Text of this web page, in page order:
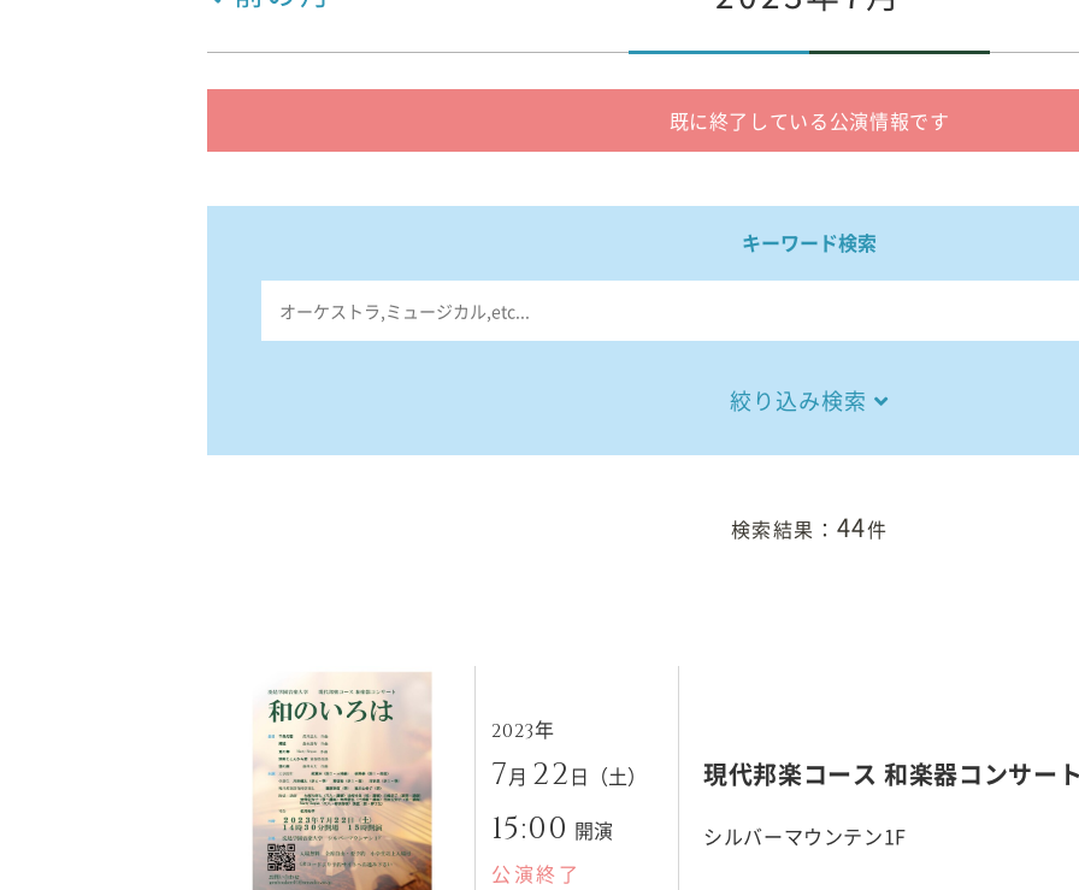
既に終了している公演情報です
キーワード検索
絞り込み検索
検索結果： 44件
2023年
7月 22日（土）
15:00 開演
公演終了
現代邦楽コース 和楽器コンサー
シルバーマウンテン1F